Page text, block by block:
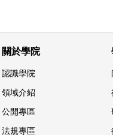
關於學院
認識學院
領域介紹
公開專區
法規專區